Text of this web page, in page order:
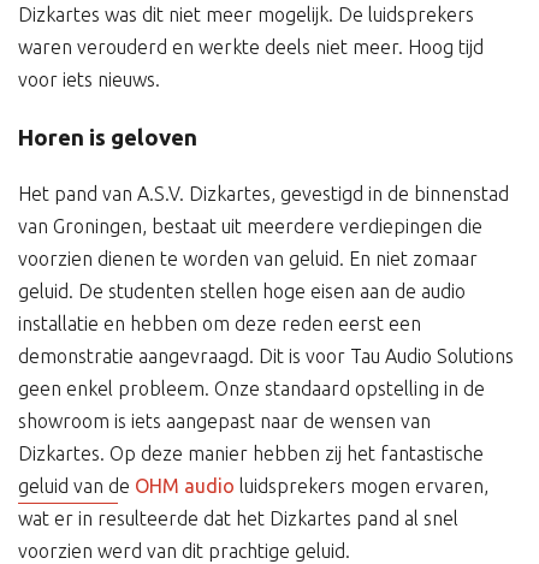
Dizkartes was dit niet meer mogelijk. De luidsprekers
waren verouderd en werkte deels niet meer. Hoog tijd
voor iets nieuws.
Horen is geloven
Het pand van A.S.V. Dizkartes, gevestigd in de binnenstad
van Groningen, bestaat uit meerdere verdiepingen die
voorzien dienen te worden van geluid. En niet zomaar
geluid. De studenten stellen hoge eisen aan de audio
installatie en hebben om deze reden eerst een
demonstratie aangevraagd. Dit is voor Tau Audio Solutions
geen enkel probleem. Onze standaard opstelling in de
showroom is iets aangepast naar de wensen van
Dizkartes. Op deze manier hebben zij het fantastische
geluid van de OHM audio luidsprekers mogen ervaren,
wat er in resulteerde dat het Dizkartes pand al snel
voorzien werd van dit prachtige geluid.